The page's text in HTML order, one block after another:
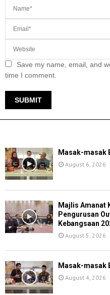
Save my name, email, and
time I comment.
Masak-masak
August 6, 2026
Majlis Amanat
Pengurusan
Kebangsaan
August 5, 2026
Masak-masak
August 4, 2026